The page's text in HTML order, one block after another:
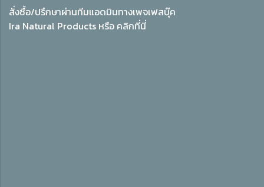
สั่งซื้อ/ปรึกษาผ่านทีมแอดมินทางเพจเฟสบุ๊ค
Ira Natural Products หรือ คลิกที่นี่